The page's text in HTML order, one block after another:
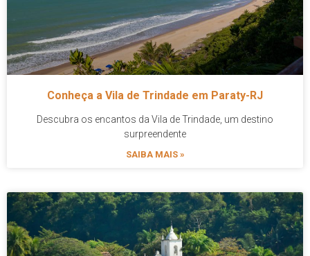
Conheça a Vila de Trindade em Paraty-RJ
Descubra os encantos da Vila de Trindade, um destino
surpreendente
SAIBA MAIS »